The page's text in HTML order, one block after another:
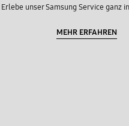
Erlebe unser Samsung Service ganz
MEHR ERFAHREN